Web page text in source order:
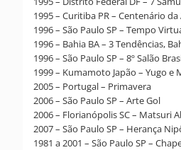
1995 – Curitiba PR – Centenário
1996 – São Paulo SP – Tempo
1996 – Bahia BA – 3 Tendências,
1996 – São Paulo SP – 8º Salão
1999 – Kumamoto Japão – Yugo
2005 – Portugal – Primavera
2006 – São Paulo SP – Arte Gol
2006 – Florianópolis SC – Matsuri
2007 – São Paulo SP – Herança
1981 a 2001 – São Paulo SP –